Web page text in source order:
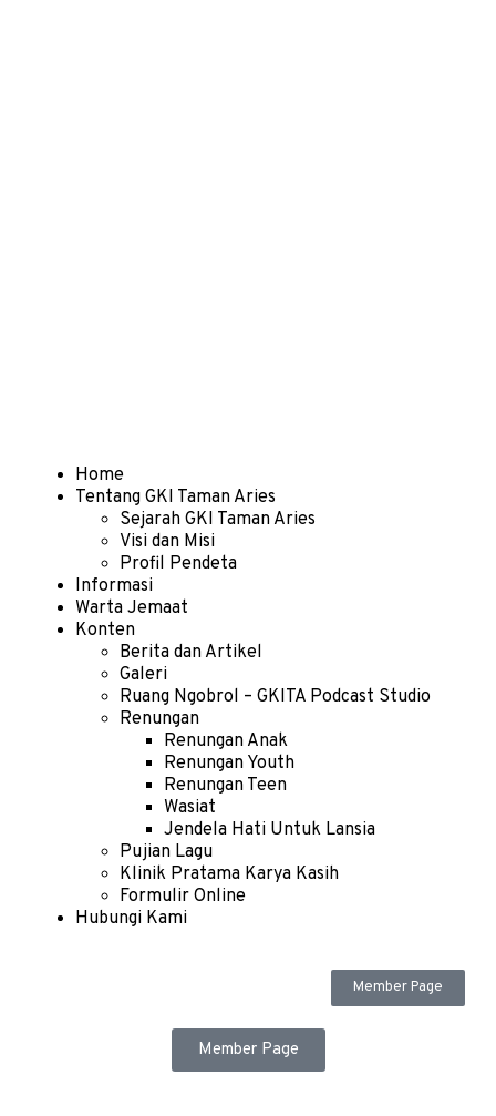
Home
Tentang GKI Taman Aries
Sejarah GKI Taman Aries
Visi dan Misi
Profil Pendeta
Informasi
Warta Jemaat
Konten
Berita dan Artikel
Galeri
Ruang Ngobrol – GKITA Podcast Studio
Renungan
Renungan Anak
Renungan Youth
Renungan Teen
Wasiat
Jendela Hati Untuk Lansia
Pujian Lagu
Klinik Pratama Karya Kasih
Formulir Online
Hubungi Kami
Member Page
Member Page